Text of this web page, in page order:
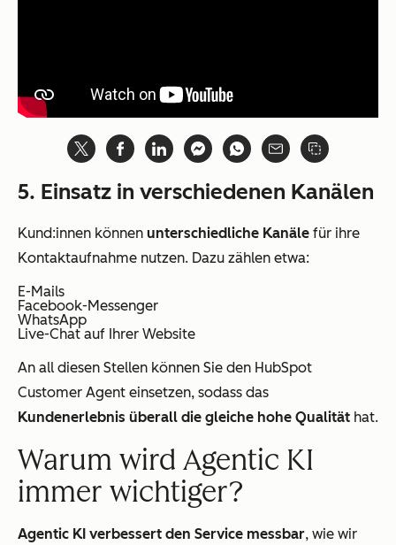
5. Einsatz in verschiedenen Kanälen
Kund:innen können unterschiedliche Kanäle für ihre
Kontaktaufnahme nutzen. Dazu zählen etwa:
E-Mails
Facebook-Messenger
WhatsApp
Live-Chat auf Ihrer Website
An all diesen Stellen können Sie den HubSpot
Customer Agent einsetzen, sodass das
Kundenerlebnis überall die gleiche hohe Qualität hat.
Warum wird Agentic KI
immer wichtiger?
Agentic KI verbessert den Service messbar, wie wir